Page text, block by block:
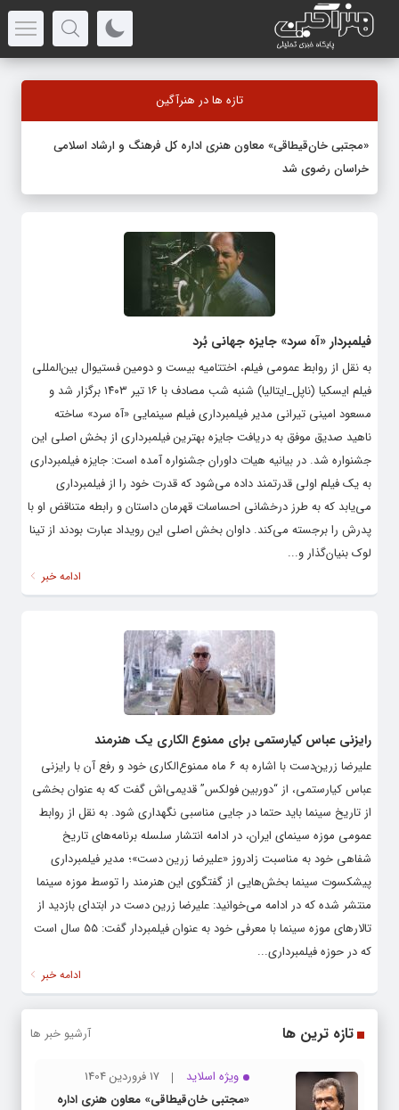
تازه ها در هنرآگین
«مجتبی خان‌قیطاقی» معاون هنری اداره کل فرهنگ و ارشاد اسلامی
خراسان رضوی شد
فیلمبردار «آه سرد» جایزه جهانی بُرد
به نقل از روابط عمومی فیلم، اختتامیه بیست و دومین فستیوال بین‌المللی
فیلم ایسکیا (ناپل_ایتالیا) شنبه شب مصادف با ۱۶ تیر ۱۴۰۳ برگزار شد و
مسعود امینی تیرانی مدیر فیلمبرداری فیلم سینمایی «آه سرد» ساخته
ناهید صدیق موفق به دریافت جایزه بهترین فیلمبرداری از بخش اصلی این
جشنواره شد. در بیانیه هیات داوران جشنواره آمده است: جایزه فیلمبرداری
به یک فیلم اولی قدرتمند داده می‌شود که قدرت خود را از فیلمبرداری
می‌یابد که به طرز درخشانی احساسات قهرمان داستان و رابطه متناقض او با
پدرش را برجسته می‌کند. داوان بخش اصلی این رویداد عبارت بودند از تینا
لوک بنیان‌گذار و...
ادامه خبر
رایزنی عباس کیارستمی برای ممنوع الکاری یک هنرمند
علیرضا زرین‌دست با اشاره به ۶ ماه ممنوع‌الکاری خود و رفع آن با رایزنی
عباس کیارستمی، از “دوربین فولکس” قدیمی‌اش گفت که به عنوان بخشی
از تاریخ سینما باید حتما در جایی مناسبی نگهداری شود. به نقل از روابط
عمومی موزه سینمای ایران، در ادامه انتشار سلسله برنامه‌های تاریخ
شفاهی خود به مناسبت زادروز «علیرضا زرین دست»؛ مدیر فیلمبرداری
پیشکسوت سینما بخش‌هایی از گفتگوی این هنرمند را توسط موزه سینما
منتشر شده که در ادامه می‌خوانید: علیرضا زرین دست در ابتدای بازدید از
تالارهای موزه سینما با معرفی خود به عنوان فیلمبردار گفت: ۵۵ سال است
که در حوزه فیلمبرداری...
ادامه خبر
تازه ترین ها آرشیو خبر ها
ویژه اسلاید
17 فروردین 1404
«مجتبی خان‌قیطاقی» معاون هنری اداره